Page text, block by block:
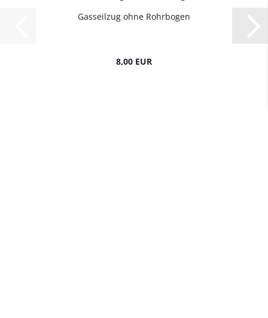
Gasseilzug ohne Rohrbogen
8,00 EUR